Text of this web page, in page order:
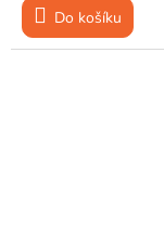
Do košíku